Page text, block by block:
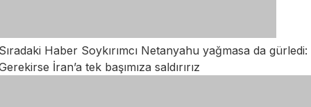
Haber Soykırımcı Netanyahu yağmasa da gürledi:
İran’a tek başımıza saldırırız